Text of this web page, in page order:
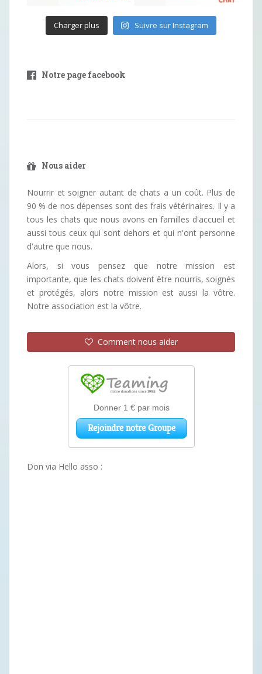
Charger plus Suivre sur Instagram
Notre page facebook
Nous aider
Nourrir et soigner autant de chats a un coût. Plus de
90 % de nos dépenses sont des frais vétérinaires. Il y a
tous les chats que nous avons en familles d'accueil et
aussi tous ceux qui sont dehors et qui n'ont personne
d'autre que nous.
Alors, si vous pensez que notre mission est
importante, que les chats doivent être nourris, soignés
et protégés, alors notre mission est aussi la vôtre.
Notre association est la vôtre.
Comment nous aider
Don via Hello asso :